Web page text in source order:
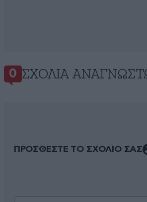
0 ΣΧΌΛΙΑ
ΠΡΟΣΘΕΣΤΕ ΤΟ ΣΧΟΛΙΟ ΣΑΣ